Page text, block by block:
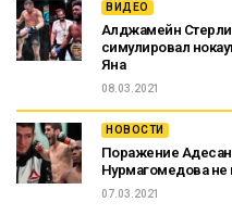
ВИДЕО
Алджамейн
симулировал
Яна
08.03.2021
НОВОСТИ
Поражение
Нурмагомедова
07.03.2021